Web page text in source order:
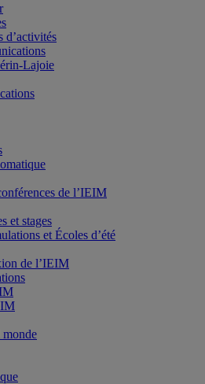
d’activités
Lajoie
de l’IEIM
et stages
et Écoles d’été
de l’IEIM